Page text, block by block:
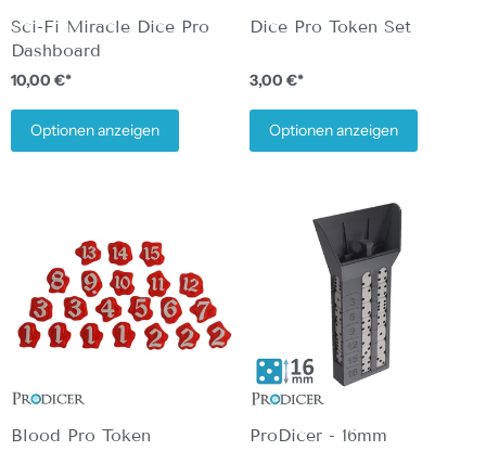
Sci-Fi Miracle Dice Pro
Dashboard
10,00 €*
Optionen anzeigen
Dice Pro Token Set
3,00 €*
Optionen anzeigen
Blood Pro Token ProDicer - 16mm